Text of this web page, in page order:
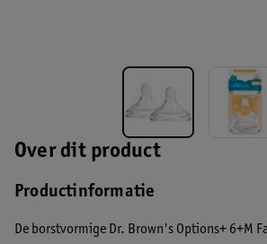
Over dit product
Productinformatie
De borstvormige Dr. Brown's Options+ 6+M